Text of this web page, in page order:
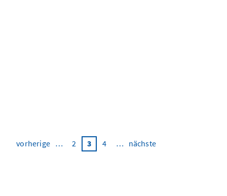
vorherige … 2 3 4 … nächste